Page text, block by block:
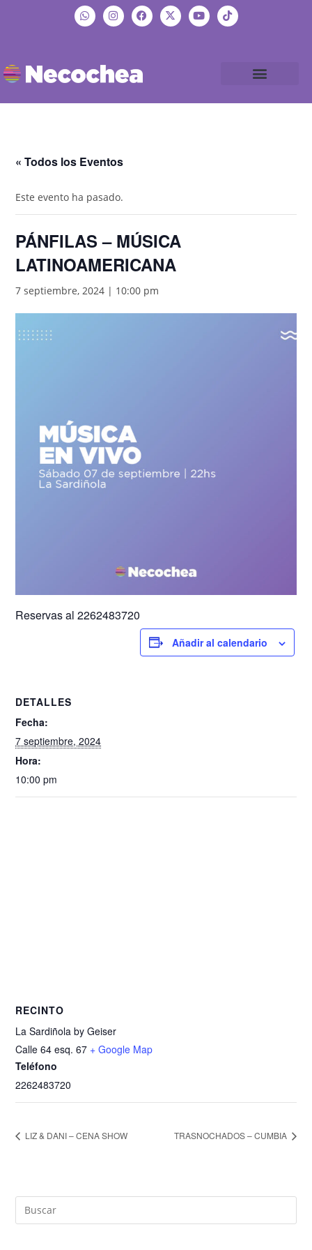
« Todos los Eventos
Este evento ha pasado.
PÁNFILAS – MÚSICA
LATINOAMERICANA
7 septiembre, 2024 | 10:00 pm
Reservas al 2262483720
Añadir al calendario
DETALLES
Fecha:
7 septiembre, 2024
Hora:
10:00 pm
RECINTO
La Sardiñola by Geiser
Calle 64 esq. 67 + Google Map
Teléfono
2262483720
LIZ & DANI – CENA SHOW TRASNOCHADOS – CUMBIA